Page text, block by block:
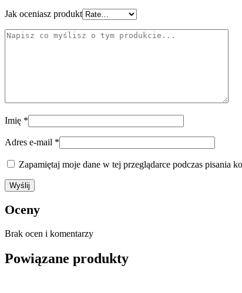
Jak oceniasz produkt
Imię *
Adres e-mail *
Zapamiętaj moje dane w tej przeglądarce podczas pisania
Oceny
Brak ocen i komentarzy
Powiązane produkty